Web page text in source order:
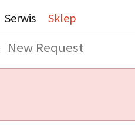
Serwis Sklep
New Request